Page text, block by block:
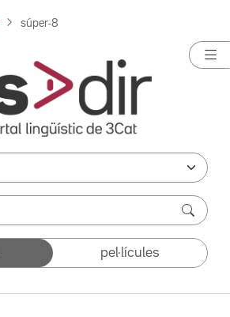
súper-8
pel·lícules